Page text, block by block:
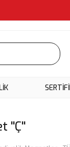
''Ç''